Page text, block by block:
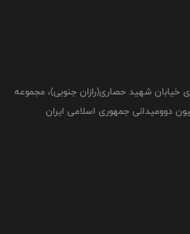
خیابان شهید حصاری(رازان جنوبی)، مجموعه
دوومیدانی جمهوری اسلامی ایران